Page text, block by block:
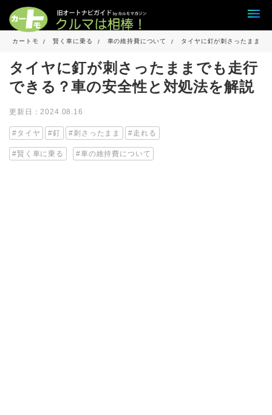
カートモ 賢く車に乗る 車の維持費について タイヤに釘が刺さったままで
タイヤに釘が刺さったままでも走行
できる？車の安全性と対処法を解説
更新日：2024.08.16
タイヤ 釘 刺さったまま 走れる
賢く車に乗る 車の維持費について